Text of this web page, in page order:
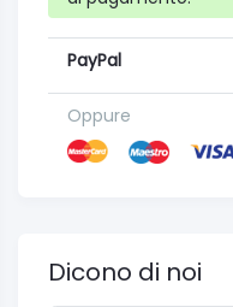
PayPal
Oppure
Dicono di noi